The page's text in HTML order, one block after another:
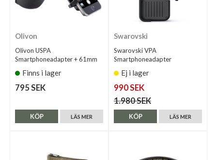
Olivon
Olivon USPA
Smartphoneadapter + 61mm
Finns i lager
795 SEK
LÄS MER
KÖP
Swarovski
Swarovski VPA
Smartphoneadapter
Ej i lager
990 SEK
1.980 SEK
LÄS MER
KÖP